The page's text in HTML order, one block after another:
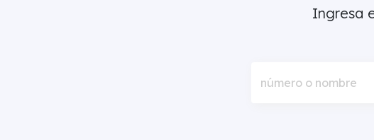
Ingresa
número o nombre